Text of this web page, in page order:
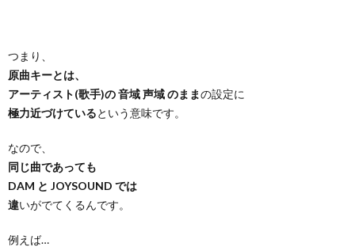
つまり、
原曲キーとは、
アーティスト(歌手)の 音域 声域 のままの設定に
極力近づけているという意味です。
なので、
同じ曲であっても
DAM と JOYSOUND では
違いがでてくるんです。
例えば…